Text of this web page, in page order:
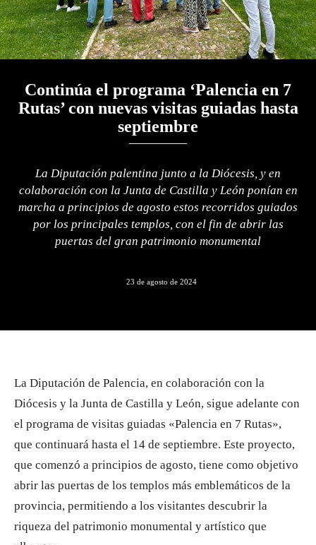
Continúa el programa ‘Palencia en 7
Rutas’ con nuevas visitas guiadas hasta
septiembre
La Diputación palentina junto a la Diócesis, y en
colaboración con la Junta de Castilla y León ponían en
marcha a principios de agosto estos recorridos guiados
por los principales templos, con el fin de abrir las
puertas del gran patrimonio monumental
23 de agosto de 2024
La Diputación de Palencia, en colaboración con la
Diócesis y la Junta de Castilla y León, sigue adelante con
el programa de visitas guiadas «Palencia en 7 Rutas»,
que continuará hasta el 14 de septiembre. Este proyecto,
que comenzó a principios de agosto, tiene como objetivo
abrir las puertas de los templos más emblemáticos de la
provincia, permitiendo a los visitantes descubrir la
riqueza del patrimonio monumental y artístico que